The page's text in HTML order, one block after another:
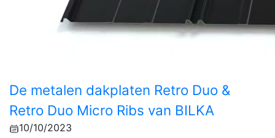
De metalen dakplaten Retro Duo &
Retro Duo Micro Ribs van BILKA
10/10/2023